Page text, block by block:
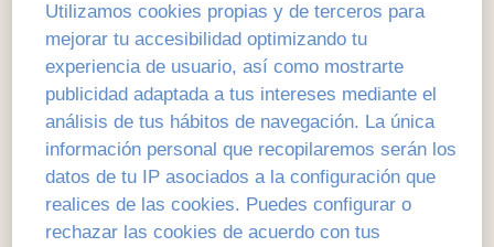
materia científica, capaz de contribuir muy
significativamente al desarrollo de las personas
y de las sociedades, y con la de fomentar el
pensamiento en la práctica educativa, en todos
sus niveles y modalidades (tanto formales como
no formales), Afundación convoca la segunda
edición del«Premio Internacional Afundación
de Investigación Educativa».
Utilizamos cookies propias y de terceros para
mejorar tu accesibilidad optimizando tu
experiencia de usuario, así como mostrarte
publicidad adaptada a tus intereses mediante el
análisis de tus hábitos de navegación. La única
información personal que recopilaremos serán los
datos de tu IP asociados a la configuración que
realices de las cookies. Puedes configurar o
rechazar las cookies de acuerdo con tus